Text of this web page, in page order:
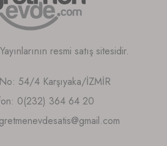
resmi satış sitesidir.
54/4 Karşıyaka/İZMİR
0(232) 364 64 20